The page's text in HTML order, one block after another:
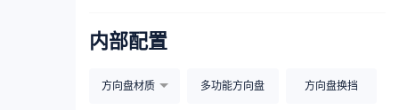
内部配置
方向盘材质 多功能方向盘 方向盘换挡